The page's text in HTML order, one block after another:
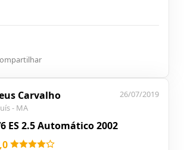
Carvalho
- MA
26/07/2019
ES 2.5 Automático 2002